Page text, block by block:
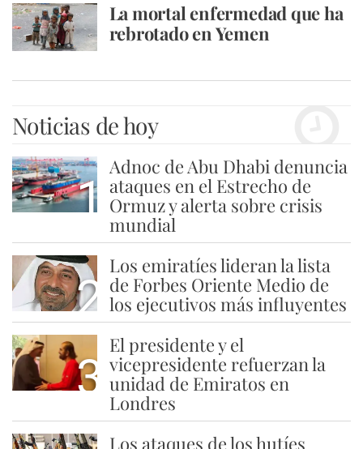
La mortal enfermedad que ha
rebrotado en Yemen
Noticias de hoy
1
Adnoc de Abu Dhabi denuncia
ataques en el Estrecho de
Ormuz y alerta sobre crisis
mundial
2
Los emiratíes lideran la lista
de Forbes Oriente Medio de
los ejecutivos más influyentes
3
El presidente y el
vicepresidente refuerzan la
unidad de Emiratos en
Londres
Los ataques de los hutíes